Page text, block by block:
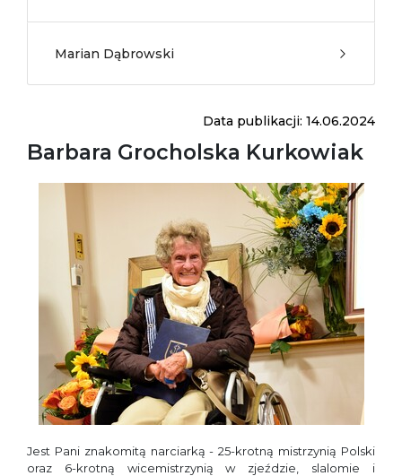
Marian Dąbrowski
Data publikacji: 14.06.2024
Barbara Grocholska Kurkowiak
Jest Pani znakomitą narciarką - 25-krotną mistrzynią Polski
oraz 6-krotną wicemistrzynią w zjeździe, slalomie i